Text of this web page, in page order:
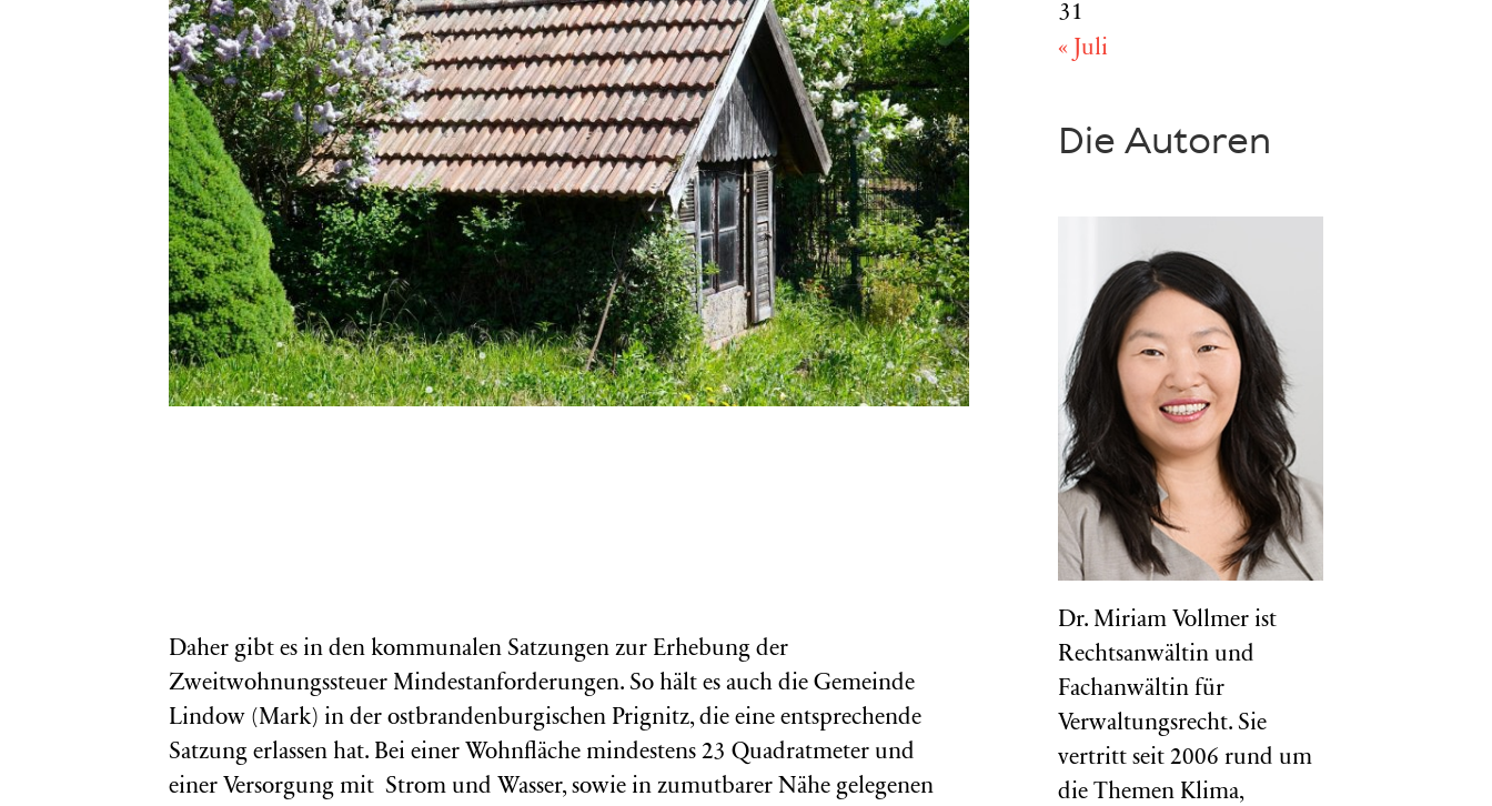
Daher gibt es in den kommunalen Satzungen zur Erhebung der
Zweitwohnungssteuer Mindestanforderungen. So hält es auch die Gemeinde
Lindow (Mark) in der ostbrandenburgischen Prignitz, die eine entsprechende
Satzung erlassen hat. Bei einer Wohnfläche mindestens 23 Quadratmeter und
einer Versorgung mit Strom und Wasser, sowie in zumutbarer Nähe gelegenen
31
« Juli
Die Autoren
Dr. Miriam Vollmer ist
Rechtsanwältin und
Fachanwältin für
Verwaltungsrecht. Sie
vertritt seit 2006 rund um
die Themen Klima,